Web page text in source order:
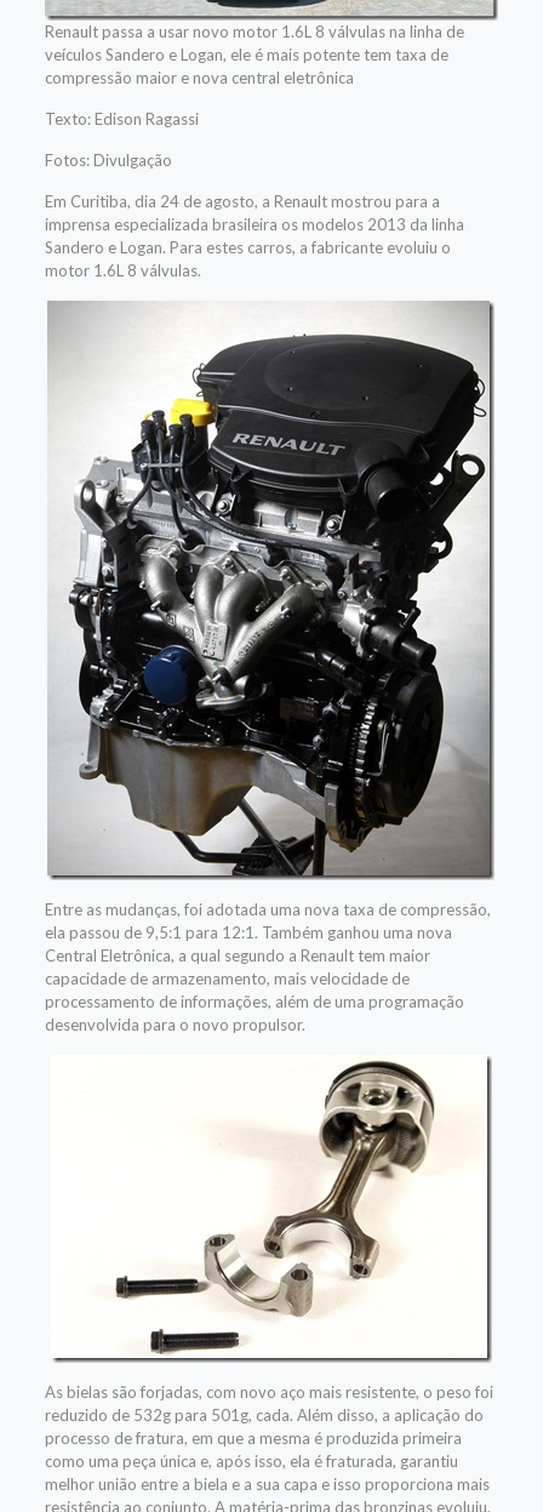
Renault passa a usar novo motor 1.6L 8 válvulas na linha de
veículos Sandero e Logan, ele é mais potente tem taxa de
compressão maior e nova central eletrônica
Texto: Edison Ragassi
Fotos: Divulgação
Em Curitiba, dia 24 de agosto, a Renault mostrou para a
imprensa especializada brasileira os modelos 2013 da linha
Sandero e Logan. Para estes carros, a fabricante evoluiu o
motor 1.6L 8 válvulas.
Entre as mudanças, foi adotada uma nova taxa de compressão,
ela passou de 9,5:1 para 12:1. Também ganhou uma nova
Central Eletrônica, a qual segundo a Renault tem maior
capacidade de armazenamento, mais velocidade de
processamento de informações, além de uma programação
desenvolvida para o novo propulsor.
As bielas são forjadas, com novo aço mais resistente, o peso foi
reduzido de 532g para 501g, cada. Além disso, a aplicação do
processo de fratura, em que a mesma é produzida primeira
como uma peça única e, após isso, ela é fraturada, garantiu
melhor união entre a biela e a sua capa e isso proporciona mais
resistência ao conjunto. A matéria-prima das bronzinas evoluiu,